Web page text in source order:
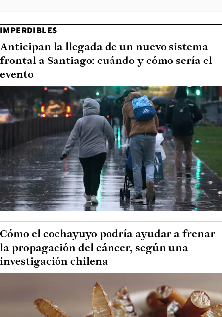
IMPERDIBLES
Anticipan la llegada de un nuevo sistema
frontal a Santiago: cuándo y cómo sería el
evento
Cómo el cochayuyo podría ayudar a frenar
la propagación del cáncer, según una
investigación chilena